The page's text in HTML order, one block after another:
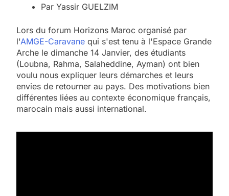
Par Yassir GUELZIM
Lors du forum Horizons Maroc organisé par
l'AMGE-Caravane qui s'est tenu à l'Espace Grande
Arche le dimanche 14 Janvier, des étudiants
(Loubna, Rahma, Salaheddine, Ayman) ont bien
voulu nous expliquer leurs démarches et leurs
envies de retourner au pays. Des motivations bien
différentes liées au contexte économique français,
marocain mais aussi international.